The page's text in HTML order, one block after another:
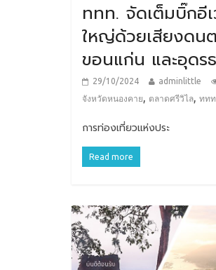
ททท. จัดเต็มบิ๊กอี
ใหญ่ด้วยเสียงดน
ขอนแก่น และอุดร
29/10/2024 adminlittle
จังหวัดหนองคาย, ตลาดศรีวิไล, ททท
การท่องเที่ยวแห่งประ
Read more